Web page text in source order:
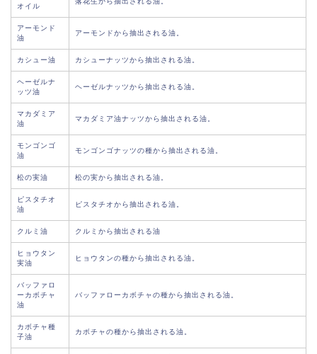
オイル
アーモンド
油
アーモンドから抽出される油。
カシュー油 カシューナッツから抽出される油。
ヘーゼルナ
ッツ油
ヘーゼルナッツから抽出される油。
マカダミア
油
マカダミア油ナッツから抽出される油。
モンゴンゴ
油
モンゴンゴナッツの種から抽出される油。
松の実油 松の実から抽出される油。
ピスタチオ
油
ピスタチオから抽出される油。
クルミ油 クルミから抽出される油
ヒョウタン
実油
ヒョウタンの種から抽出される油。
バッファロ
ーカボチャ
油
バッファローカボチャの種から抽出される油。
カボチャ種
子油
カボチャの種から抽出される油。